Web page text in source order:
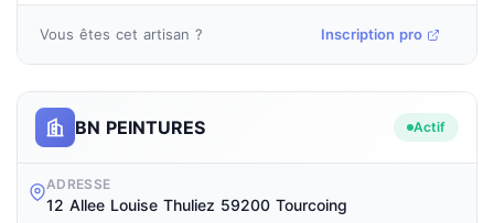
Vous êtes cet artisan ? Inscription pro
BN PEINTURES Actif
ADRESSE
12 Allee Louise Thuliez 59200 Tourcoing